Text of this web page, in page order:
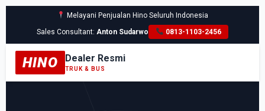
Melayani Penjualan Hino Seluruh Indonesia
Sales Consultant:Anton Sudarwo 0813-1103-2456
HINO Dealer Resmi
TRUK & BUS